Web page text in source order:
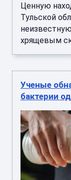
Ценную
Тульской
хрящевым
Ученые
бактерии